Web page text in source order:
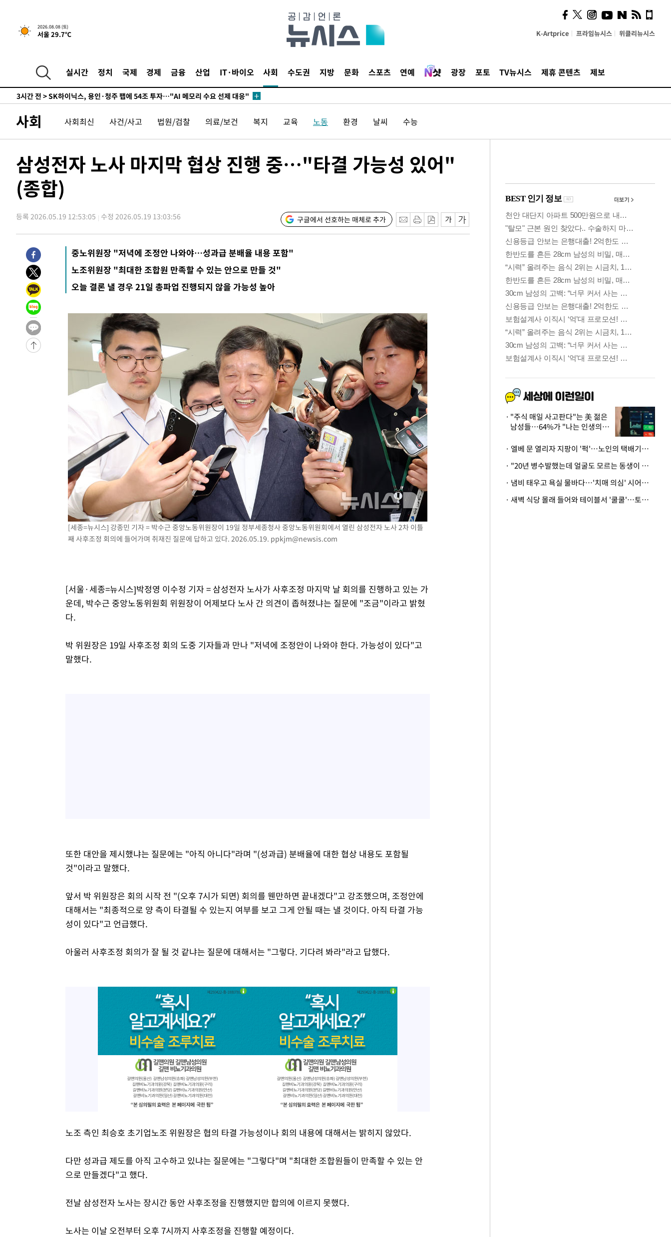
2026.08.08 (토)
서울 29.7℃ K-Artprice 프라임뉴시스 위클리뉴시스
실시간 정치 국제 경제 금융 산업 IT·바이오 사회 수도권 지방 문화 스포츠 연예 광장 포토 TV뉴시스 제휴 콘텐츠 제보
실천"
-1306초 전 >이란, "오만과 '중앙 단일 루트' 합의…북쪽 인바운드·남쪽 아웃바운
드는 임시"
1시간 전 >"낮 기온 소폭 하락"…수도권 폭염중대경보, 폭염경보로 하향
1시간 전 >[단독]중수청 지원 검사들, 정원 초과 시 낮은 계급 임용…희망지 못 갈
낮 최고 37도 찜통더위…곳곳 소나기·강원 많은 비[내일날씨]
3시간 전 >SK하이닉스, 용인·청주 팹에 54조 투자…"AI 메모리 수요 선제 대응"
4시간 전 >
외국인 심판 성 접대 7경기 들여다보니…한국 축구 '5승 2무'
4시간 전 >[속보]코스닥, 2.86포인트(0.36%) 내린 798.81마감
4시간 전 >[속보]원·달러 환율, 7.7원 내린 1416.1원 마감
4시간 전 >[속보] 노원서 40.1도 관측…서울, 2018년 이후 첫 40도
5시간 전 >[속보]종합특검, '계엄 수용공간 확보' 신용해 前교정본부장 기소
5시간 전 >11시간 압수수색에 성접대 파문까지…'쑥대밭' 된 축구협회
5시간 전 >[속보]규제합리화위원회 부위원장에 김태유 서울대 공대 교수…이병태
후임
-9791초 전 >
이강인, 폭염 속 AT마드리드 첫 훈련…80명 식사 대접까지(종합)
-6930초 전 >
미 사업체 일자리, 7월에 2.3만개 순감하고 그 전 2개월 10.3만개 하
향수정 (2보)
-6378초 전 >
-2241초 전 >
[속보]이 대통령 "부동산 공급 기존 사고방식 매달리지 말고 과감히
실천"
-1326초 전 >
드는 임시"
1시간 전 >
"낮 기온 소폭 하락"…수도권 폭염중대경보, 폭염경보로 하향
1시간 전 >
[속보]이 대통령, '호우피해' 안동·의성 관할 4개 면 특별재난지역 선포
1시간 전 >
[단독]중수청 지원 검사들, 정원 초과 시 낮은 계급 임용…희망지 못 갈
낮 최고 37도 찜통더위…곳곳 소나기·강원 많은 비[내일날씨]
SK하이닉스, 용인·청주 팹에 54조 투자…"AI 메모리 수요 선제 대응"
여자배구 이재영·이다영 자매, 아제르바이잔 투란VC 입단
외국인 심판 성 접대 7경기 들여다보니…한국 축구 '5승 2무'
[속보]코스닥, 2.86포인트(0.36%) 내린 798.81마감
[속보]코스피, 6200선 약보합…0.60% 내린 6258.77에 마쳐
[속보]원·달러 환율, 7.7원 내린 1416.1원 마감
[속보] 노원서 40.1도 관측…서울, 2018년 이후 첫 40도
[속보]종합특검, '계엄 수용공간 확보' 신용해 前교정본부장 기소
외신들도 주목한 韓축구 파문…"국민적 공분에 수사 재개"
11시간 압수수색에 성접대 파문까지…'쑥대밭' 된 축구협회
[속보]규제합리화위원회 부위원장에 김태유 서울대 공대 교수…이병태
사회 사회최신 사건/사고 법원/검찰 의료/보건 복지 교육 노동 환경 날씨 수능
삼성전자 노사 마지막 협상 진행 중…"타결 가능성 있어"
(종합)
등록 2026.05.19 12:53:05 수정 2026.05.19 13:03:56 구글에서 선호하는 매체로 추가
중노위원장 "저녁에 조정안 나와야…성과급 분배율 내용 포함"
노조위원장 "최대한 조합원 만족할 수 있는 안으로 만들 것"
오늘 결론 낼 경우 21일 총파업 진행되지 않을 가능성 높아
[세종=뉴시스] 강종민 기자 = 박수근 중앙노동위원장이 19일 정부세종청사 중앙노동위원회에서 열린 삼성전자 노사 2차 이틀
째 사후조정 회의에 들어가며 취재진 질문에 답하고 있다. 2026.05.19. ppkjm@newsis.com
[서울·세종=뉴시스]박정영 이수정 기자 = 삼성전자 노사가 사후조정 마지막 날 회의를 진행하고 있는 가
운데, 박수근 중앙노동위원회 위원장이 어제보다 노사 간 의견이 좁혀졌냐는 질문에 "조금"이라고 밝혔
다.
박 위원장은 19일 사후조정 회의 도중 기자들과 만나 "저녁에 조정안이 나와야 한다. 가능성이 있다"고
말했다.
또한 대안을 제시했냐는 질문에는 "아직 아니다"라며 "(성과급) 분배율에 대한 협상 내용도 포함될
것"이라고 말했다.
앞서 박 위원장은 회의 시작 전 "(오후 7시가 되면) 회의를 웬만하면 끝내겠다"고 강조했으며, 조정안에
대해서는 "최종적으로 양 측이 타결될 수 있는지 여부를 보고 그게 안될 때는 낼 것이다. 아직 타결 가능
성이 있다"고 언급했다.
아울러 사후조정 회의가 잘 될 것 같냐는 질문에 대해서는 "그렇다. 기다려 봐라"라고 답했다.
노조 측인 최승호 초기업노조 위원장은 협의 타결 가능성이나 회의 내용에 대해서는 밝히지 않았다.
다만 성과급 제도를 아직 고수하고 있냐는 질문에는 "그렇다"며 "최대한 조합원들이 만족할 수 있는 안
으로 만들겠다"고 했다.
전날 삼성전자 노사는 장시간 동안 사후조정을 진행했지만 합의에 이르지 못했다.
노사는 이날 오전부터 오후 7시까지 사후조정을 진행할 예정이다.
시, 스마트폰 액세서리에
NFC 더했다
"주식 매일 사고판다"는 美 젊은
남성들…64%가 "나는 인생의
· 엘베 문 열리자 지팡이 '퍽'…노인의 택배기사 폭행 이유
· "20년 병수발했는데 얼굴도 모르는 동생이 유산 절반을"…배다른 형제 상속권 있을까
· 냄비 태우고 욕실 물바다…'치매 의심' 시어머니 검사 권유했다가 '날벼락'
· 새벽 식당 몰래 들어와 테이블서 '쿨쿨'…토사물 남기고 사라진 남성